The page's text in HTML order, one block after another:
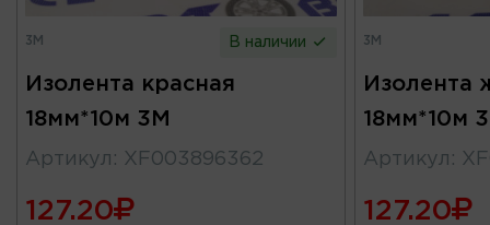
3M В наличии
Изолента красная
18мм*10м 3M
Артикул : XF003896362
127.20
3M
Изолента
18мм*10м
Артикул :
127.20